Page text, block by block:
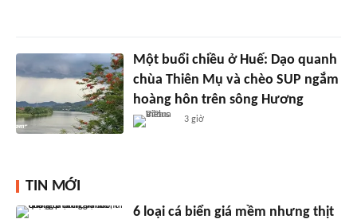
Một buổi chiều ở Huế: Dạo quanh
chùa Thiên Mụ và chèo SUP ngắm
hoàng hôn trên sông Hương
3 giờ
TIN MỚI
6 loại cá biển giá mềm nhưng thịt